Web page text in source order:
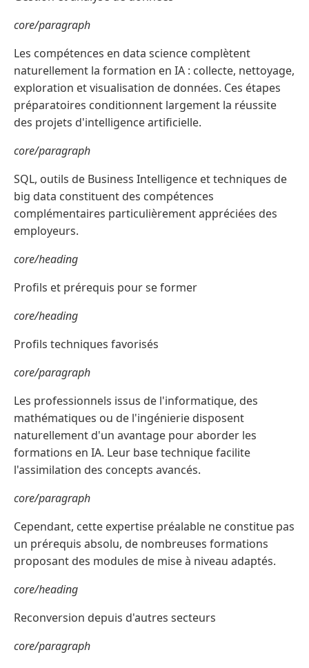
core/paragraph
Les compétences en data science complètent
naturellement la formation en IA : collecte, nettoyage,
exploration et visualisation de données. Ces étapes
préparatoires conditionnent largement la réussite
des projets d'intelligence artificielle.
core/paragraph
SQL, outils de Business Intelligence et techniques de
big data constituent des compétences
complémentaires particulièrement appréciées des
employeurs.
core/heading
Profils et prérequis pour se former
core/heading
Profils techniques favorisés
core/paragraph
Les professionnels issus de l'informatique, des
mathématiques ou de l'ingénierie disposent
naturellement d'un avantage pour aborder les
formations en IA. Leur base technique facilite
l'assimilation des concepts avancés.
core/paragraph
Cependant, cette expertise préalable ne constitue pas
un prérequis absolu, de nombreuses formations
proposant des modules de mise à niveau adaptés.
core/heading
Reconversion depuis d'autres secteurs
core/paragraph